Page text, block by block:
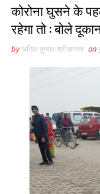
कोरोना घुसने के
रहेगा तो : बोले
byअनिल कुमार श्रीवास्तव on